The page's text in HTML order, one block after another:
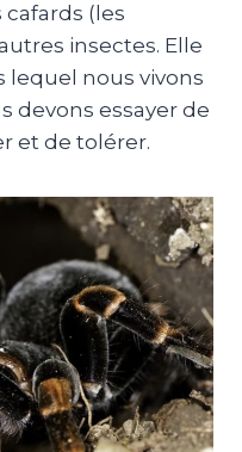
(les
insectes. Elle
lequel nous vivons
devons essayer de
et de tolérer.